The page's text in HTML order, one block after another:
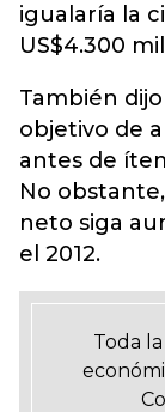
igualaría la
US$4.300
También
objetivo de
antes de
No
neto siga
el 2012.
Toda